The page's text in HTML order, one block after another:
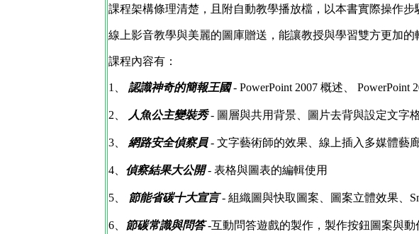
課程架構條理清楚，且附自動教學播放檔，以本書實際操作
線上影音教學與美麗的圖庫贈送，能讓教授與學習雙方更加的
課程內容有：
1、 認識神奇的簡報王國- PowerPoint 2007 概述、 PowerPoint
2、 人魚公主變裝秀- 圖層與共用背景、圖片去背與設定文字
3、 網路安全偵察員- 文字藝術師的效果、線上插入多媒體藝
4、 偵察結果大公開- 表格與圖表的編輯使用
5、 節能省碳十大宣言- 組織圖與快取圖案、圖案立體效果、
6、 節碳常識與問答-互動問答遊戲的製作，製作按鈕圖案與動